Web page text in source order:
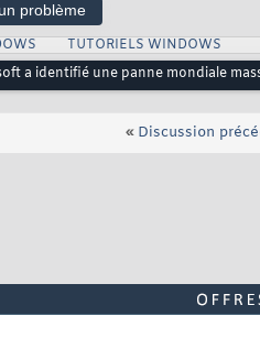
problème
TUTORIELS WINDOWS
a identifié une panne mondiale
« Discussion